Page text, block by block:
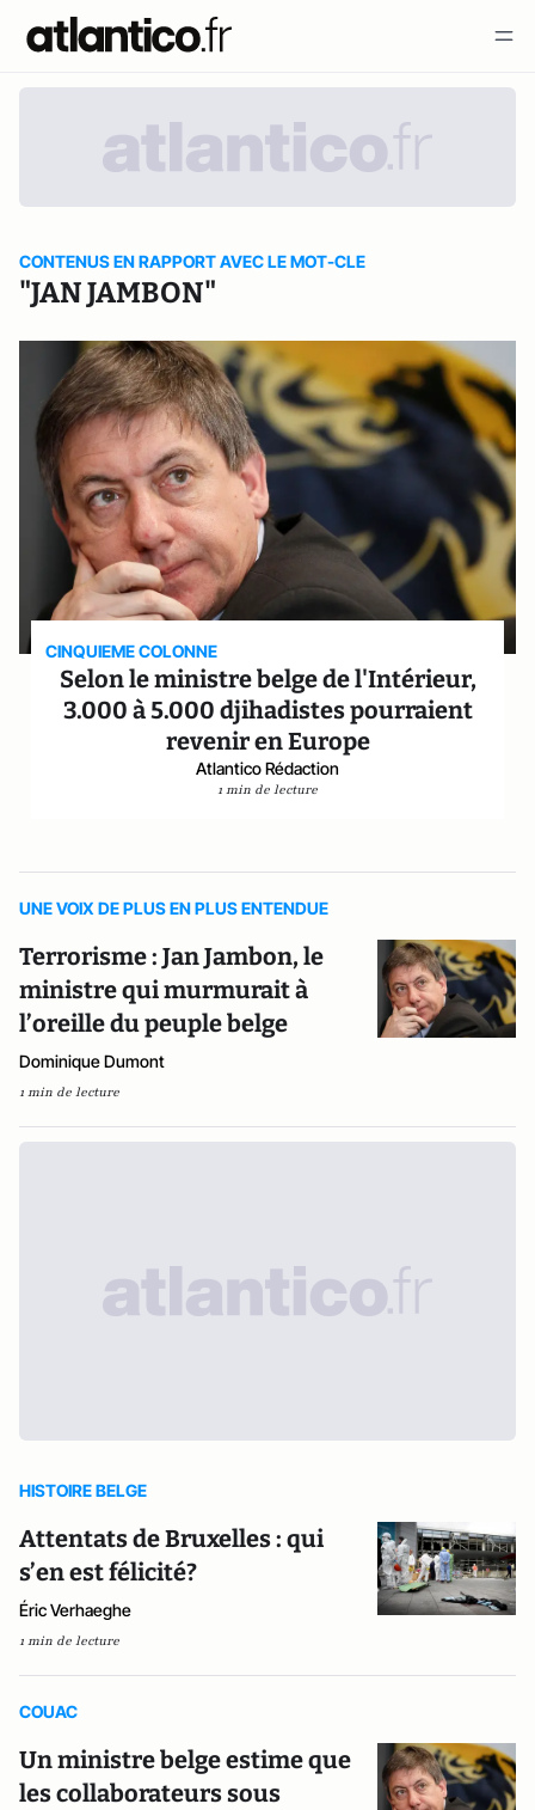
CONTENUS EN RAPPORT AVEC LE MOT-CLE
"JAN JAMBON"
CINQUIEME COLONNE
Selon le ministre belge de l'Intérieur,
3.000 à 5.000 djihadistes pourraient
revenir en Europe
Atlantico Rédaction
1 min de lecture
UNE VOIX DE PLUS EN PLUS ENTENDUE
Terrorisme : Jan Jambon, le
ministre qui murmurait à
l’oreille du peuple belge
Dominique Dumont
1 min de lecture
HISTOIRE BELGE
Attentats de Bruxelles : qui
s’en est félicité?
Éric Verhaeghe
1 min de lecture
COUAC
Un ministre belge estime que
les collaborateurs sous